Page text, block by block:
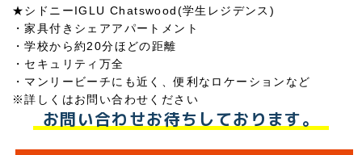
★シドニーIGLU Chatswood(学生レジデンス)
・家具付きシェアアパートメント
・学校から約20分ほどの距離
・セキュリティ万全
・マンリービーチにも近く、便利なロケーションなど
※詳しくはお問い合わせください
お問い合わせお待ちしております。